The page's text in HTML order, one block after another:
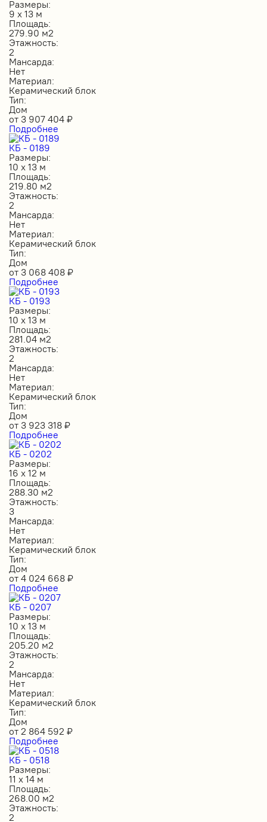
Размеры:
9 х 13 м
Площадь:
279.90 м2
Этажность:
2
Мансарда:
Нет
Материал:
Керамический блок
Тип:
Дом
от 3 907 404 ₽
Подробнее
КБ - 0189
Размеры:
10 х 13 м
Площадь:
219.80 м2
Этажность:
2
Мансарда:
Нет
Материал:
Керамический блок
Тип:
Дом
от 3 068 408 ₽
Подробнее
КБ - 0193
Размеры:
10 х 13 м
Площадь:
281.04 м2
Этажность:
2
Мансарда:
Нет
Материал:
Керамический блок
Тип:
Дом
от 3 923 318 ₽
Подробнее
КБ - 0202
Размеры:
16 х 12 м
Площадь:
288.30 м2
Этажность:
3
Мансарда:
Нет
Материал:
Керамический блок
Тип:
Дом
от 4 024 668 ₽
Подробнее
КБ - 0207
Размеры:
10 х 13 м
Площадь:
205.20 м2
Этажность:
2
Мансарда:
Нет
Материал:
Керамический блок
Тип:
Дом
от 2 864 592 ₽
Подробнее
КБ - 0518
Размеры:
11 х 14 м
Площадь:
268.00 м2
Этажность:
2